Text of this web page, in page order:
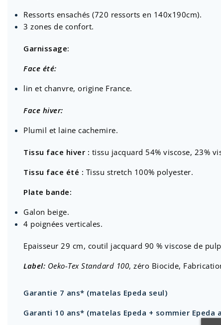
Ressorts ensachés (720 ressorts en 140x190cm).
3 zones de confort.
Garnissage:
Face été:
lin et chanvre, origine France.
Face hiver:
Plumil et laine cachemire.
Tissu face hiver : tissu jacquard 54% viscose, 23%
Tissu face été : Tissu stretch 100% polyester.
Plate bande:
Galon beige.
4 poignées verticales.
Epaisseur 29 cm, coutil jacquard 90 % viscose de
Label: Oeko-Tex Standard 100, zéro Biocide,
Garantie 7 ans* (matelas Epeda seul)
Garanti 10 ans* (matelas Epeda + sommier Epeda